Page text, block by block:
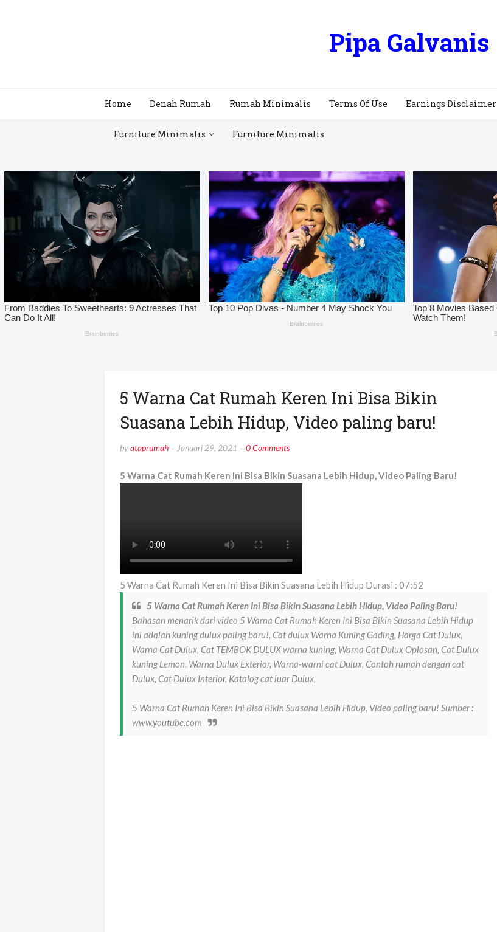
Pipa Galvanis
Home Denah Rumah Rumah Minimalis Terms Of Use Earnings Disclaimer
Furniture Minimalis Furniture Minimalis
5 Warna Cat Rumah Keren Ini Bisa Bikin
Suasana Lebih Hidup, Video paling baru!
byataprumah Januari 29, 2021 0 Comments
5 Warna Cat Rumah Keren Ini Bisa Bikin Suasana Lebih Hidup, Video Paling Baru!
5 Warna Cat Rumah Keren Ini Bisa Bikin Suasana Lebih Hidup Durasi : 07:52
5 Warna Cat Rumah Keren Ini Bisa Bikin Suasana Lebih Hidup, Video Paling Baru!
Bahasan menarik dari video 5 Warna Cat Rumah Keren Ini Bisa Bikin Suasana Lebih Hidup
ini adalah kuning dulux paling baru!, Cat dulux Warna Kuning Gading, Harga Cat Dulux,
Warna Cat Dulux, Cat TEMBOK DULUX warna kuning, Warna Cat Dulux Oplosan, Cat Dulux
kuning Lemon, Warna Dulux Exterior, Warna-warni cat Dulux, Contoh rumah dengan cat
Dulux, Cat Dulux Interior, Katalog cat luar Dulux,
5 Warna Cat Rumah Keren Ini Bisa Bikin Suasana Lebih Hidup, Video paling baru! Sumber :
www.youtube.com